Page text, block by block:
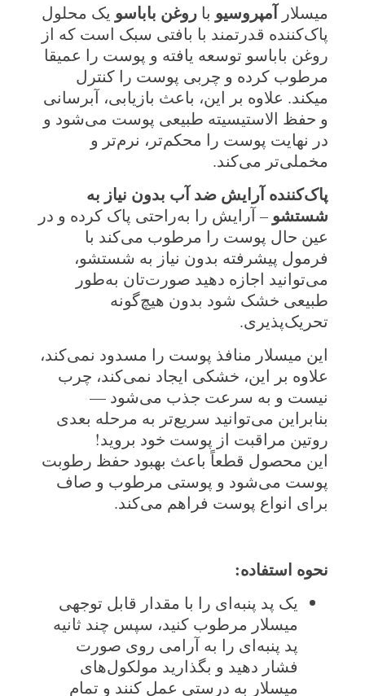
میسلار آمپروسیو با روغن باباسو یک محلول
پاک‌کننده قدرتمند با بافتی سبک است که از
روغن باباسو توسعه یافته و پوست را عمیقا
مرطوب کرده و چربی پوست را کنترل
میکند. علاوه بر این، باعث بازیابی، آبرسانی
و حفظ الاستیسیته طبیعی پوست می‌شود و
در نهایت پوست را محکم‌تر، نرم‌تر و
مخملی‌تر می‌کند.
پاک‌کننده آرایش ضد آب بدون نیاز به
شستشو – آرایش را به‌راحتی پاک کرده و در
عین حال پوست را مرطوب می‌کند با
فرمول پیشرفته بدون نیاز به شستشو،
می‌توانید اجازه دهید صورت‌تان به‌طور
طبیعی خشک شود بدون هیچ‌گونه
تحریک‌پذیری.
این میسلار منافذ پوست را مسدود نمی‌کند،
علاوه بر این، خشکی ایجاد نمی‌کند، چرب
نیست و به سرعت جذب می‌شود —
بنابراین می‌توانید سریع‌تر به مرحله بعدی
روتین مراقبت از پوست خود بروید!
این محصول قطعاً باعث بهبود حفظ رطوبت
پوست می‌شود و پوستی مرطوب و صاف
برای انواع پوست فراهم می‌کند.
نحوه استفاده:
یک پد پنبه‌ای را با مقدار قابل توجهی
میسلار مرطوب کنید، سپس چند ثانیه
پد پنبه‌ای را به آرامی روی صورت
فشار دهید و بگذارید مولکول‌های
میسلار به درستی عمل کنند و تمام